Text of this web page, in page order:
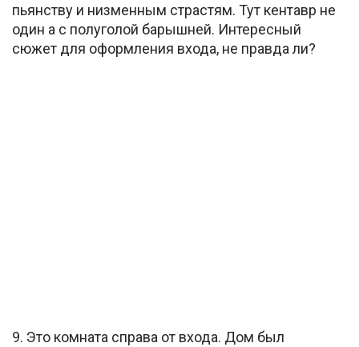
пьянству и низменным страстям. Тут кентавр не
один а с полуголой барышней. Интересный
сюжет для оформления входа, не правда ли?
9. Это комната справа от входа. Дом был